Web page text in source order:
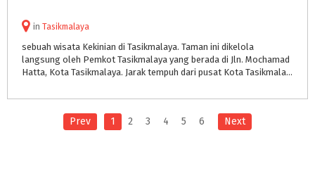
in Tasikmalaya
sebuah wisata Kekinian di Tasikmalaya. Taman ini dikelola
langsung oleh Pemkot Tasikmalaya yang berada di Jln. Mochamad
Hatta, Kota Tasikmalaya. Jarak tempuh dari pusat Kota Tasikmalaya menuju objek wisata karangresik kurang lebih 2 KM .
Prev 1 2 3 4 5 6 Next